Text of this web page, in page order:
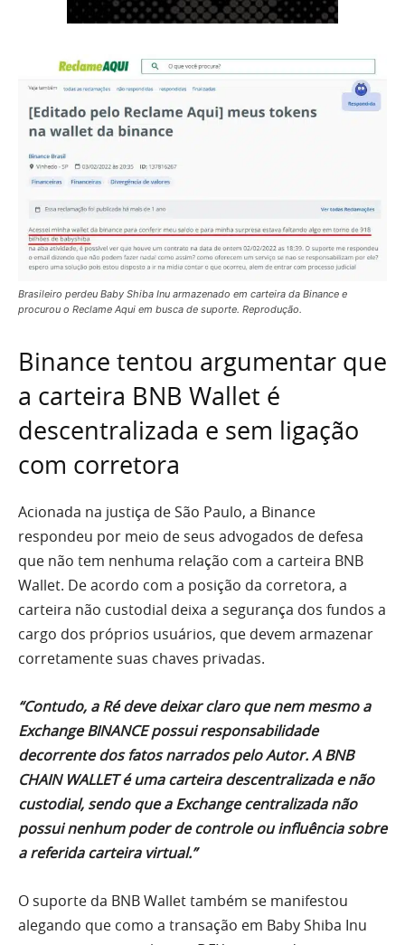
Brasileiro perdeu Baby Shiba Inu armazenado em carteira da Binance e
procurou o Reclame Aqui em busca de suporte. Reprodução.
Binance tentou argumentar que
a carteira BNB Wallet é
descentralizada e sem ligação
com corretora
Acionada na justiça de São Paulo, a Binance
respondeu por meio de seus advogados de defesa
que não tem nenhuma relação com a carteira BNB
Wallet. De acordo com a posição da corretora, a
carteira não custodial deixa a segurança dos fundos a
cargo dos próprios usuários, que devem armazenar
corretamente suas chaves privadas.
“Contudo, a Ré deve deixar claro que nem mesmo a
Exchange BINANCE possui responsabilidade
decorrente dos fatos narrados pelo Autor. A BNB
CHAIN WALLET é uma carteira descentralizada e não
custodial, sendo que a Exchange centralizada não
possui nenhum poder de controle ou influência sobre
a referida carteira virtual.”
O suporte da BNB Wallet também se manifestou
alegando que como a transação em Baby Shiba Inu